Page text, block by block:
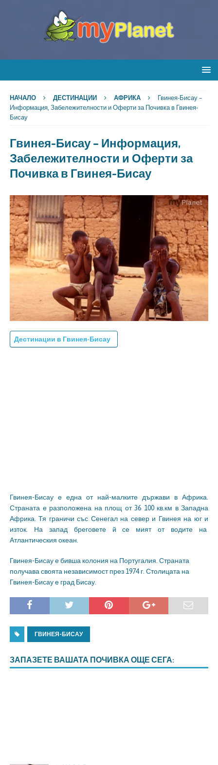
НАЧАЛО ДЕСТИНАЦИИ АФРИКА
Гвинея-Бисау –
Информация, Забележителности и Оферти за Почивка в Гвинея-
Бисау
Гвинея-Бисау – Информация,
Забележителности и Оферти за
Почивка в Гвинея-Бисау
Дестинации в Гвинея-Бисау
Гвинея-Бисау е една от най-малките държави в Африка.
Страната е разположена на площ от 36 100 кв.км в Западна
Африка. Тя граничи със Сенегал на север и Гвинея на юг и
изток. На запад бреговете й се мият от водите на
Атлантическия океан.
Гвинея-Бисау е бивша колония на Португалия. Страната
получава своята независимост през 1974 г. Столицата на
Гвинея-Бисау е град Бисау.
ГВИНЕЯ-БИСАУ
ЗАПАЗЕТЕ ВАШАТА ПОЧИВКА ОЩЕ СЕГА: